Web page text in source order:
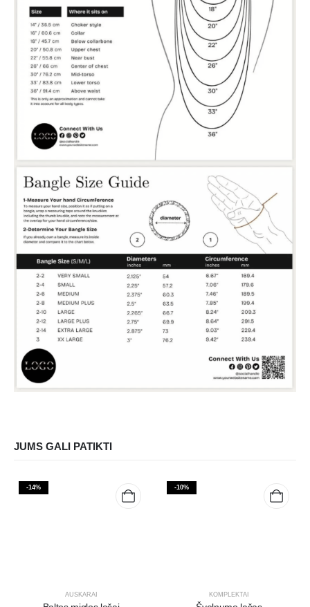
JUMS GALI PATIKTI
-14%
AUSKARAI
-10%
KOMPLEKTAI